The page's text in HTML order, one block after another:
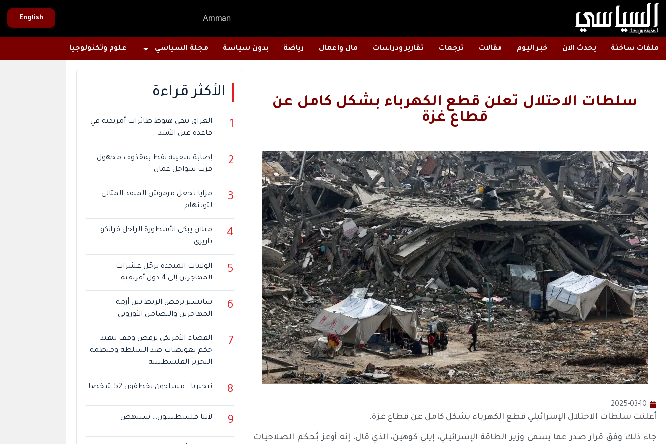
Amman
English
ملفات ساخنة يحدث الآن خبر اليوم مقالات ترجمات تقارير ودراسات مال وأعمال رياضة بدون سياسة مجلة السياسي علوم وتكنولوجيا
سلطات الاحتلال تعلن قطع الكهرباء بشكل كامل عن
قطاع غزة
2025-03-10
أعلنت سلطات الاحتلال الإسرائيلي قطع الكهرباء بشكل كامل عن قطاع غزة.
جاء ذلك وفق قرار صدر عما يسمى وزير الطاقة الإسرائيلي، إيلي كوهين، الذي قال، إنه أوعز بُحكم الصلاحيات
الأكثر قراءة
1
العراق ينفي هبوط طائرات أمريكية في
قاعدة عين الأسد
2
إصابة سفينة نفط بمقذوف مجهول
قرب سواحل عمان
3
مزايا تجعل مرموش المنقذ المثالي
لتوتنهام
4
ميلان يبكي الأسطورة الراحل فرانكو
باريزي
5
الولايات المتحدة ترحّل عشرات
المهاجرين إلى 4 دول أفريقية
6
سانشيز يرفض الربط بين أزمة
المهاجرين والتضامن الأوروبي
7
القضاء الأمريكي يرفض وقف تنفيذ
حكم تعويضات ضد السلطة ومنظمة
التحرير الفلسطينية
8 نيجيريا : مسلحون يخطفون 52 شخصا
9 لأننا فلسطينيون… سننهض